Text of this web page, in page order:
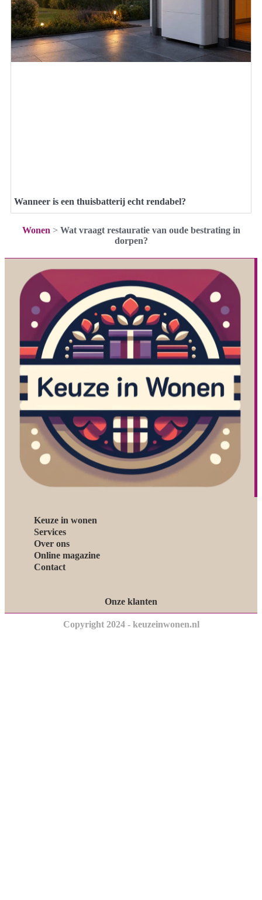
Wanneer is een thuisbatterij echt rendabel?
Wonen > Wat vraagt restauratie van oude bestrating in
dorpen?
Keuze in wonen
Services
Over ons
Online magazine
Contact
Onze klanten
Copyright 2024 - keuzeinwonen.nl